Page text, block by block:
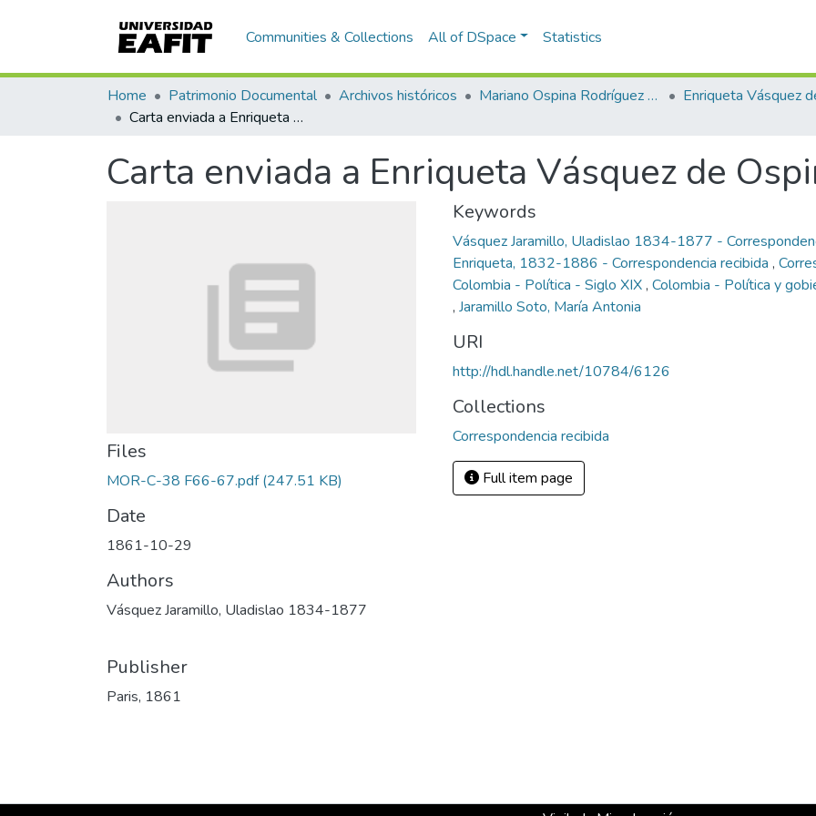
Communities & Collections All of DSpace Statistics
Home Patrimonio Documental Archivos históricos Mariano Ospina Rodríguez (1826 -1912)
Carta enviada a Enriqueta Vásquez de Ospina
Carta enviada a Enriqueta Vásquez de
Files
MOR-C-38 F66-67.pdf(247.51 KB)
Date
1861-10-29
Authors
Vásquez Jaramillo, Uladislao 1834-1877
Publisher
Paris, 1861
Keywords
Vásquez Jaramillo, Uladislao 1834-1877 -
Enriqueta, 1832-1886 - Correspondencia recibida ,
Colombia - Política - Siglo XIX, Colombia - Política y
, Jaramillo Soto, María Antonia
URI
http://hdl.handle.net/10784/6126
Collections
Correspondencia recibida
Full item page